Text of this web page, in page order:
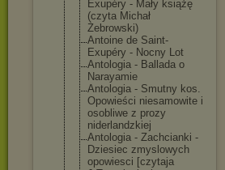
Exupéry - Mały książę
(czyta Michał
Żebrowski)
Antoine de Saint-
Exupéry - Nocny Lot
Antologia - Ballada o
Narayamie
Antologia - Smutny kos.
Opowieści niesamowite i
osobliwe z prozy
niderlandzkiej
Antologia - Zachcianki -
Dziesiec zmyslowych
opowiesci [czytaja